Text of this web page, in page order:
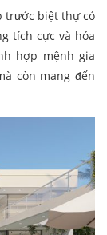
trước biệt thự có
tích cực và hóa
hợp mệnh gia
còn mang đến